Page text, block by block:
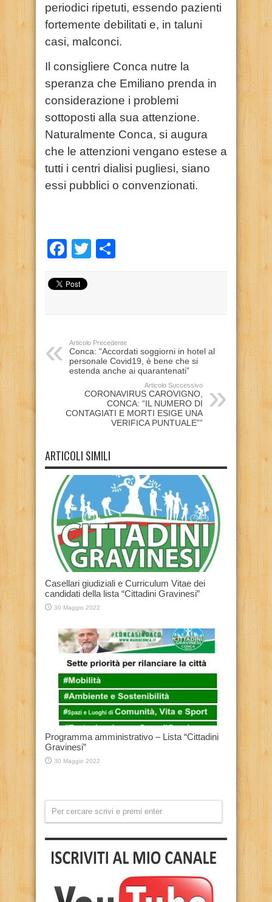
periodici ripetuti, essendo pazienti
fortemente debilitati e, in taluni
casi, malconci.
Il consigliere Conca nutre la
speranza che Emiliano prenda in
considerazione i problemi
sottoposti alla sua attenzione.
Naturalmente Conca, si augura
che le attenzioni vengano estese a
tutti i centri dialisi pugliesi, siano
essi pubblici o convenzionati.
Facebook
Twitter
Articolo Precedente
Conca: “Accordati soggiorni in hotel al
personale Covid19, è bene che si
estenda anche ai quarantenati”
Articolo Successivo
CORONAVIRUS CAROVIGNO,
CONCA: “IL NUMERO DI
CONTAGIATI E MORTI ESIGE UNA
VERIFICA PUNTUALE””
ARTICOLI SIMILI
Casellari giudiziali e Curriculum Vitae dei
candidati della lista “Cittadini Gravinesi”
30 Maggio 2022
Programma amministrativo – Lista “Cittadini
Gravinesi”
30 Maggio 2022